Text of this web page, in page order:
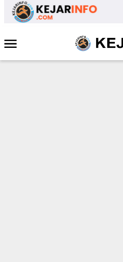
Loncat
Mobile